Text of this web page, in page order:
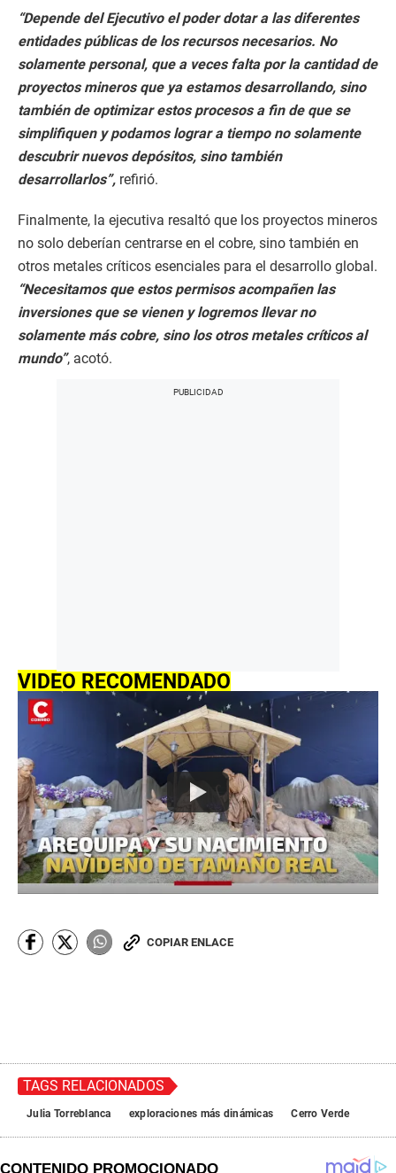
“Depende del Ejecutivo el poder dotar a las diferentes
entidades públicas de los recursos necesarios. No
solamente personal, que a veces falta por la cantidad de
proyectos mineros que ya estamos desarrollando, sino
también de optimizar estos procesos a fin de que se
simplifiquen y podamos lograr a tiempo no solamente
descubrir nuevos depósitos, sino también
desarrollarlos”, refirió.
Finalmente, la ejecutiva resaltó que los proyectos mineros
no solo deberían centrarse en el cobre, sino también en
otros metales críticos esenciales para el desarrollo global.
“Necesitamos que estos permisos acompañen las
inversiones que se vienen y logremos llevar no
solamente más cobre, sino los otros metales críticos al
mundo”, acotó.
VIDEO RECOMENDADO
COPIAR ENLACE
TAGS RELACIONADOS
Julia Torreblanca exploraciones más dinámicas Cerro Verde